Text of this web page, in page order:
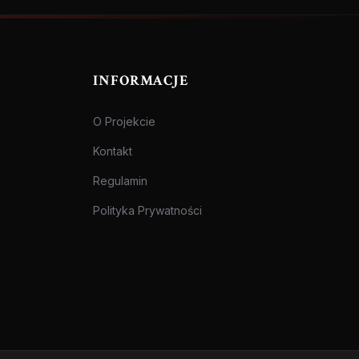
INFORMACJE
O Projekcie
Kontakt
Regulamin
Polityka Prywatności